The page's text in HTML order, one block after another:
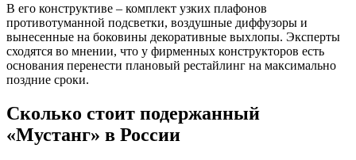
В его конструктиве – комплект узких плафонов
противотуманной подсветки, воздушные диффузоры и
вынесенные на боковины декоративные выхлопы. Эксперты
сходятся во мнении, что у фирменных конструкторов есть
основания перенести плановый рестайлинг на максимально
поздние сроки.
Сколько стоит подержанный
«Мустанг» в России